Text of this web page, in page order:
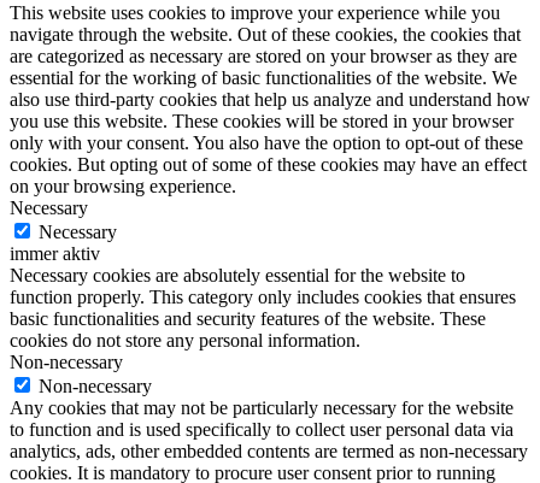
This website uses cookies to improve your experience while you
navigate through the website. Out of these cookies, the cookies that
are categorized as necessary are stored on your browser as they are
essential for the working of basic functionalities of the website. We
also use third-party cookies that help us analyze and understand how
you use this website. These cookies will be stored in your browser
only with your consent. You also have the option to opt-out of these
cookies. But opting out of some of these cookies may have an effect
on your browsing experience.
Necessary
Necessary
immer aktiv
Necessary cookies are absolutely essential for the website to
function properly. This category only includes cookies that ensures
basic functionalities and security features of the website. These
cookies do not store any personal information.
Non-necessary
Non-necessary
Any cookies that may not be particularly necessary for the website
to function and is used specifically to collect user personal data via
analytics, ads, other embedded contents are termed as non-necessary
cookies. It is mandatory to procure user consent prior to running